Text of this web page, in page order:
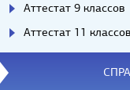
Аттестат 9 классов
Аттестат 11 классов